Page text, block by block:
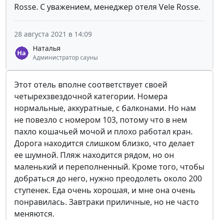
Rosse. С уважением, менеджер отеля Vele Rosse.
Наталья
Администратор сауны
28 августа 2021 в 14:09
Этот отель вполне соответствует своей
четырехзвездочной категории. Номера
нормальные, аккуратные, с балконами. Но нам
не повезло с номером 103, потому что в нем
пахло кошачьей мочой и плохо работал кран.
Дорога находится слишком близко, что делает
ее шумной. Пляж находится рядом, но он
маленький и переполненный. Кроме того, чтобы
добраться до него, нужно преодолеть около 200
ступенек. Еда очень хорошая, и мне она очень
понравилась. Завтраки приличные, но не часто
меняются.